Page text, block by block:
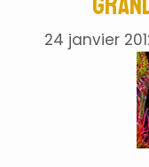
24 janvier